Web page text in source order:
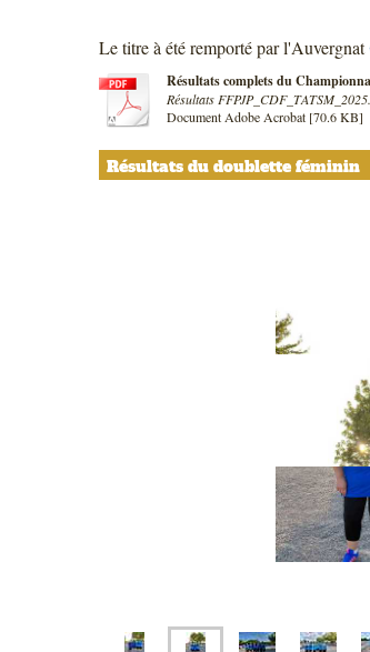
Le titre à été remporté par l'Auvergnat
Résultats complets du
Résultats
Document Adobe Acrobat [70.6 KB]
Résultats du doublette féminin